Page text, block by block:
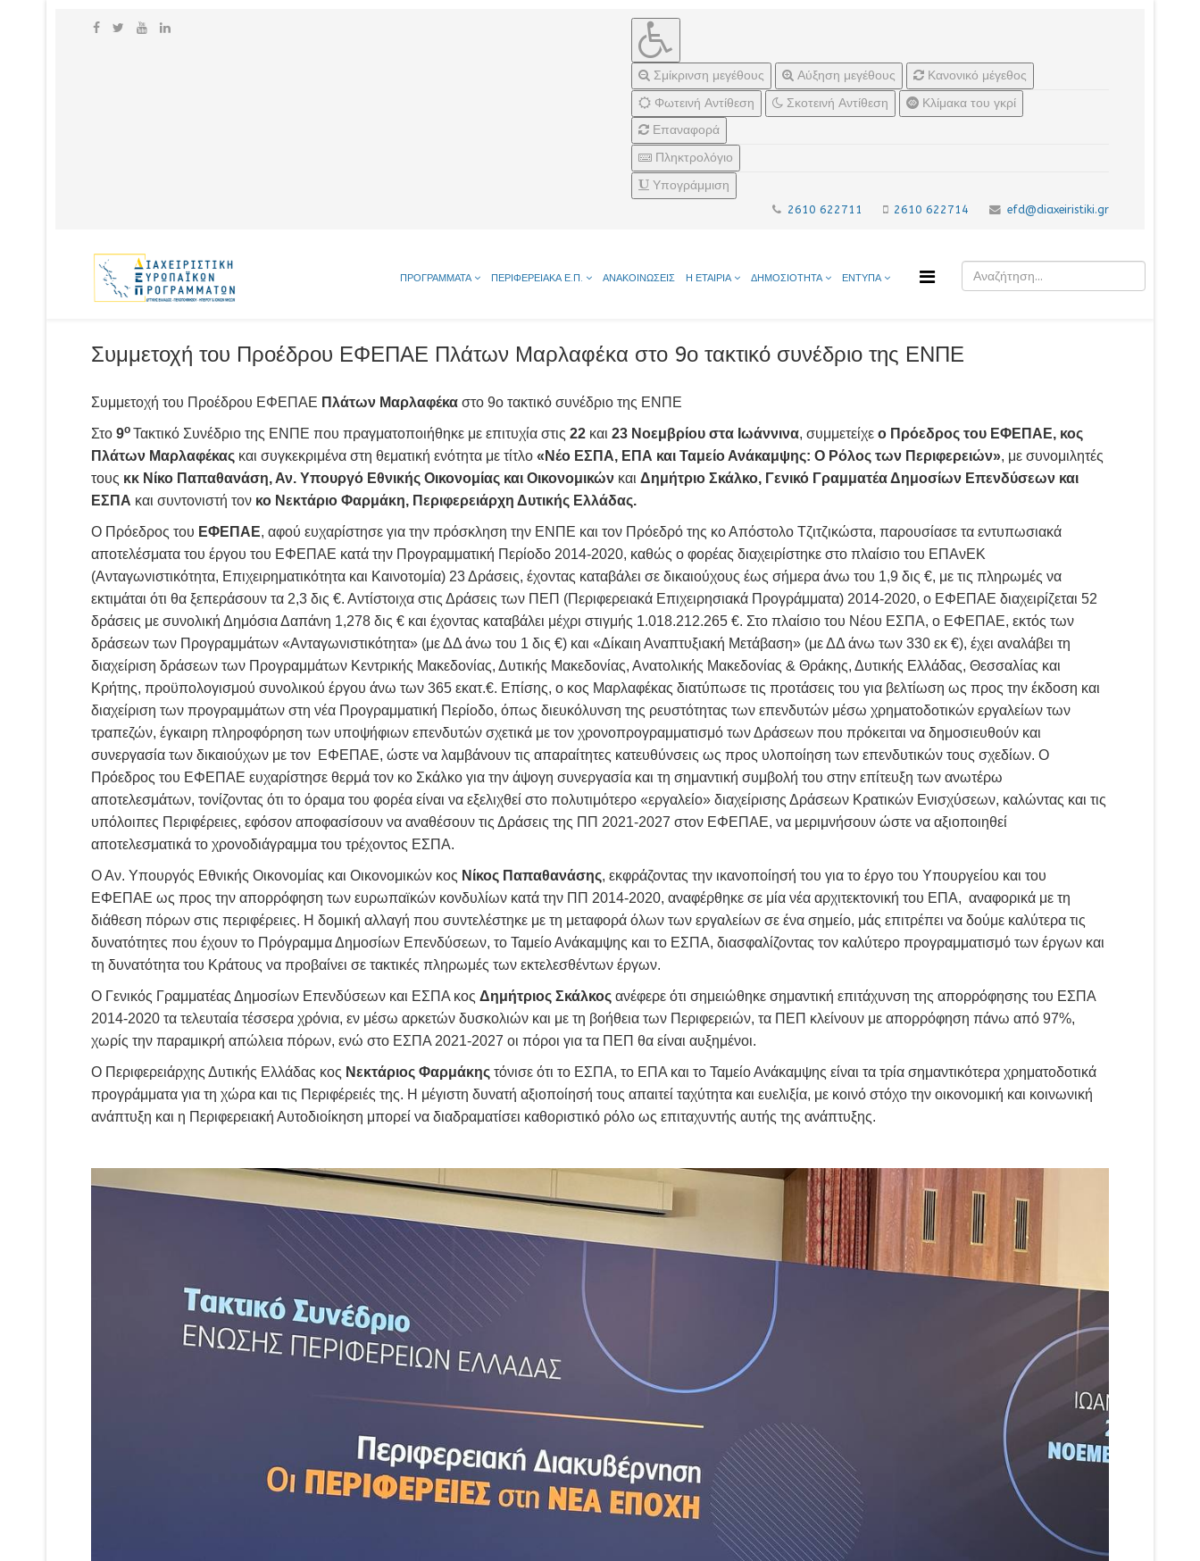
Σμίκρινση μεγέθους Αύξηση μεγέθους
Κανονικό μέγεθος
Φωτεινή Αντίθεση
Σκοτεινή Αντίθεση
Κλίμακα του γκρί
Επαναφορά
Πληκτρολόγιο
Υπογράμμιση
2610 622711 2610 622714 efd@diaxeiristiki.gr
ΠΡΟΓΡΑΜΜΑΤΑ ΠΕΡΙΦΕΡΕΙΑΚΑ Ε.Π. ΑΝΑΚΟΙΝΩΣΕΙΣ Η ΕΤΑΙΡΙΑ ΔΗΜΟΣΙΟΤΗΤΑ ΕΝΤΥΠΑ
Συμμετοχή του Προέδρου ΕΦΕΠΑΕ Πλάτων Μαρλαφέκα στο 9ο τακτικό συνέδριο της ΕΝΠΕ
Συμμετοχή του Προέδρου ΕΦΕΠΑΕ Πλάτων Μαρλαφέκα στο 9ο τακτικό συνέδριο της ΕΝΠΕ
Στο 9ο Τακτικό Συνέδριο της ΕΝΠΕ που πραγματοποιήθηκε με επιτυχία στις 22 και 23 Νοεμβρίου στα Ιωάννινα, συμμετείχε ο Πρόεδρος του ΕΦΕΠΑΕ, κος
Πλάτων Μαρλαφέκας και συγκεκριμένα στη θεματική ενότητα με τίτλο «Νέο ΕΣΠΑ, ΕΠΑ και Ταμείο Ανάκαμψης: Ο Ρόλος των Περιφερειών», με συνομιλητές
τους κκ Νίκο Παπαθανάση, Αν. Υπουργό Εθνικής Οικονομίας και Οικονομικών και Δημήτριο Σκάλκο, Γενικό Γραμματέα Δημοσίων Επενδύσεων και
ΕΣΠΑ και συντονιστή τον κο Νεκτάριο Φαρμάκη, Περιφερειάρχη Δυτικής Ελλάδας.
Ο Πρόεδρος του ΕΦΕΠΑΕ, αφού ευχαρίστησε για την πρόσκληση την ΕΝΠΕ και τον Πρόεδρό της κο Απόστολο Τζιτζικώστα, παρουσίασε τα εντυπωσιακά
αποτελέσματα του έργου του ΕΦΕΠΑΕ κατά την Προγραμματική Περίοδο 2014-2020, καθώς ο φορέας διαχειρίστηκε στο πλαίσιο του ΕΠΑνΕΚ
(Ανταγωνιστικότητα, Επιχειρηματικότητα και Καινοτομία) 23 Δράσεις, έχοντας καταβάλει σε δικαιούχους έως σήμερα άνω του 1,9 δις €, με τις πληρωμές να
εκτιμάται ότι θα ξεπεράσουν τα 2,3 δις €. Αντίστοιχα στις Δράσεις των ΠΕΠ (Περιφερειακά Επιχειρησιακά Προγράμματα) 2014-2020, ο ΕΦΕΠΑΕ διαχειρίζεται 52
δράσεις με συνολική Δημόσια Δαπάνη 1,278 δις € και έχοντας καταβάλει μέχρι στιγμής 1.018.212.265 €. Στο πλαίσιο του Νέου ΕΣΠΑ, ο ΕΦΕΠΑΕ, εκτός των
δράσεων των Προγραμμάτων «Ανταγωνιστικότητα» (με ΔΔ άνω του 1 δις €) και «Δίκαιη Αναπτυξιακή Μετάβαση» (με ΔΔ άνω των 330 εκ €), έχει αναλάβει τη
διαχείριση δράσεων των Προγραμμάτων Κεντρικής Μακεδονίας, Δυτικής Μακεδονίας, Ανατολικής Μακεδονίας & Θράκης, Δυτικής Ελλάδας, Θεσσαλίας και
Κρήτης, προϋπολογισμού συνολικού έργου άνω των 365 εκατ.€. Επίσης, ο κος Μαρλαφέκας διατύπωσε τις προτάσεις του για βελτίωση ως προς την έκδοση και
διαχείριση των προγραμμάτων στη νέα Προγραμματική Περίοδο, όπως διευκόλυνση της ρευστότητας των επενδυτών μέσω χρηματοδοτικών εργαλείων των
τραπεζών, έγκαιρη πληροφόρηση των υποψήφιων επενδυτών σχετικά με τον χρονοπρογραμματισμό των Δράσεων που πρόκειται να δημοσιευθούν και
συνεργασία των δικαιούχων με τον ΕΦΕΠΑΕ, ώστε να λαμβάνουν τις απαραίτητες κατευθύνσεις ως προς υλοποίηση των επενδυτικών τους σχεδίων. Ο
Πρόεδρος του ΕΦΕΠΑΕ ευχαρίστησε θερμά τον κο Σκάλκο για την άψογη συνεργασία και τη σημαντική συμβολή του στην επίτευξη των ανωτέρω
αποτελεσμάτων, τονίζοντας ότι το όραμα του φορέα είναι να εξελιχθεί στο πολυτιμότερο «εργαλείο» διαχείρισης Δράσεων Κρατικών Ενισχύσεων, καλώντας και τις
υπόλοιπες Περιφέρειες, εφόσον αποφασίσουν να αναθέσουν τις Δράσεις της ΠΠ 2021-2027 στον ΕΦΕΠΑΕ, να μεριμνήσουν ώστε να αξιοποιηθεί
αποτελεσματικά το χρονοδιάγραμμα του τρέχοντος ΕΣΠΑ.
Ο Αν. Υπουργός Εθνικής Οικονομίας και Οικονομικών κος Νίκος Παπαθανάσης, εκφράζοντας την ικανοποίησή του για το έργο του Υπουργείου και του
ΕΦΕΠΑΕ ως προς την απορρόφηση των ευρωπαϊκών κονδυλίων κατά την ΠΠ 2014-2020, αναφέρθηκε σε μία νέα αρχιτεκτονική του ΕΠΑ, αναφορικά με τη
διάθεση πόρων στις περιφέρειες. Η δομική αλλαγή που συντελέστηκε με τη μεταφορά όλων των εργαλείων σε ένα σημείο, μάς επιτρέπει να δούμε καλύτερα τις
δυνατότητες που έχουν το Πρόγραμμα Δημοσίων Επενδύσεων, το Ταμείο Ανάκαμψης και το ΕΣΠΑ, διασφαλίζοντας τον καλύτερο προγραμματισμό των έργων και
τη δυνατότητα του Κράτους να προβαίνει σε τακτικές πληρωμές των εκτελεσθέντων έργων.
Ο Γενικός Γραμματέας Δημοσίων Επενδύσεων και ΕΣΠΑ κος Δημήτριος Σκάλκος ανέφερε ότι σημειώθηκε σημαντική επιτάχυνση της απορρόφησης του ΕΣΠΑ
2014-2020 τα τελευταία τέσσερα χρόνια, εν μέσω αρκετών δυσκολιών και με τη βοήθεια των Περιφερειών, τα ΠΕΠ κλείνουν με απορρόφηση πάνω από 97%,
χωρίς την παραμικρή απώλεια πόρων, ενώ στο ΕΣΠΑ 2021-2027 οι πόροι για τα ΠΕΠ θα είναι αυξημένοι.
Ο Περιφερειάρχης Δυτικής Ελλάδας κος Νεκτάριος Φαρμάκης τόνισε ότι το ΕΣΠΑ, το ΕΠΑ και το Ταμείο Ανάκαμψης είναι τα τρία σημαντικότερα χρηματοδοτικά
προγράμματα για τη χώρα και τις Περιφέρειές της. Η μέγιστη δυνατή αξιοποίησή τους απαιτεί ταχύτητα και ευελιξία, με κοινό στόχο την οικονομική και κοινωνική
ανάπτυξη και η Περιφερειακή Αυτοδιοίκηση μπορεί να διαδραματίσει καθοριστικό ρόλο ως επιταχυντής αυτής της ανάπτυξης.